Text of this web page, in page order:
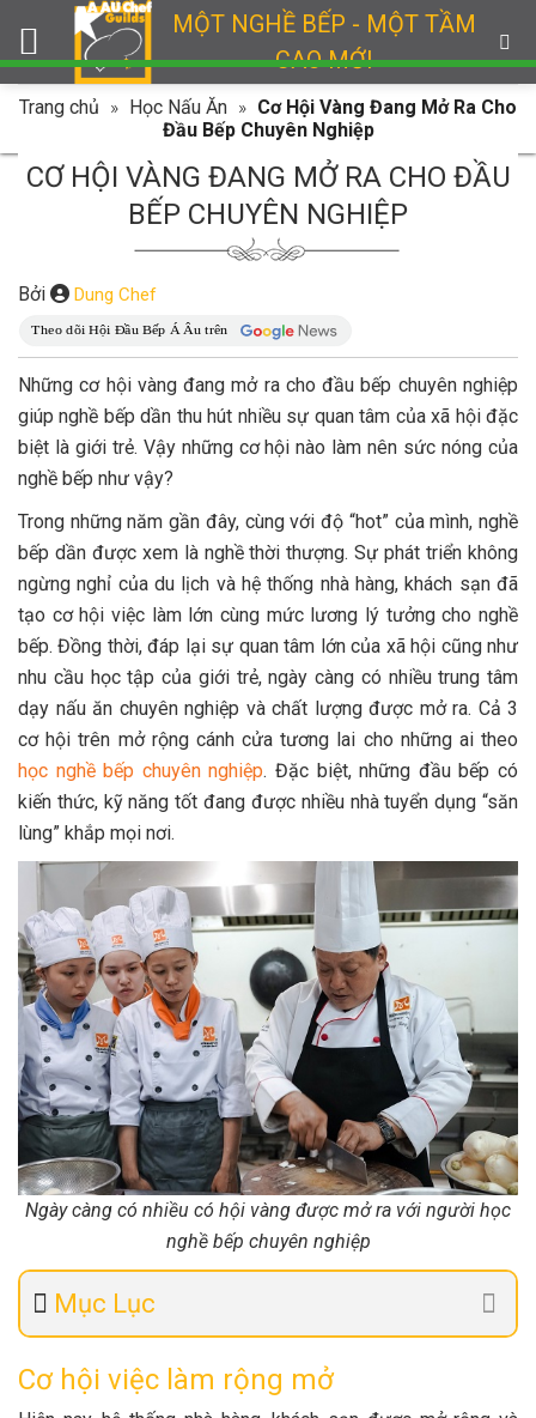
content
MỘT NGHỀ BẾP - MỘT TẦM
CAO MỚI
Trang chủ » Học Nấu Ăn » Cơ Hội Vàng Đang Mở Ra Cho
Đầu Bếp Chuyên Nghiệp
CƠ HỘI VÀNG ĐANG MỞ RA CHO ĐẦU
BẾP CHUYÊN NGHIỆP
Bởi Dung Chef
Những cơ hội vàng đang mở ra cho đầu bếp chuyên nghiệp
giúp nghề bếp dần thu hút nhiều sự quan tâm của xã hội đặc
biệt là giới trẻ. Vậy những cơ hội nào làm nên sức nóng của
nghề bếp như vậy?
Trong những năm gần đây, cùng với độ “hot” của mình, nghề
bếp dần được xem là nghề thời thượng. Sự phát triển không
ngừng nghỉ của du lịch và hệ thống nhà hàng, khách sạn đã
tạo cơ hội việc làm lớn cùng mức lương lý tưởng cho nghề
bếp. Đồng thời, đáp lại sự quan tâm lớn của xã hội cũng như
nhu cầu học tập của giới trẻ, ngày càng có nhiều trung tâm
dạy nấu ăn chuyên nghiệp và chất lượng được mở ra. Cả 3
cơ hội trên mở rộng cánh cửa tương lai cho những ai theo
học nghề bếp chuyên nghiệp. Đặc biệt, những đầu bếp có
kiến thức, kỹ năng tốt đang được nhiều nhà tuyển dụng “săn
lùng” khắp mọi nơi.
Ngày càng có nhiều có hội vàng được mở ra với người học
nghề bếp chuyên nghiệp
Mục Lục
Cơ hội việc làm rộng mở